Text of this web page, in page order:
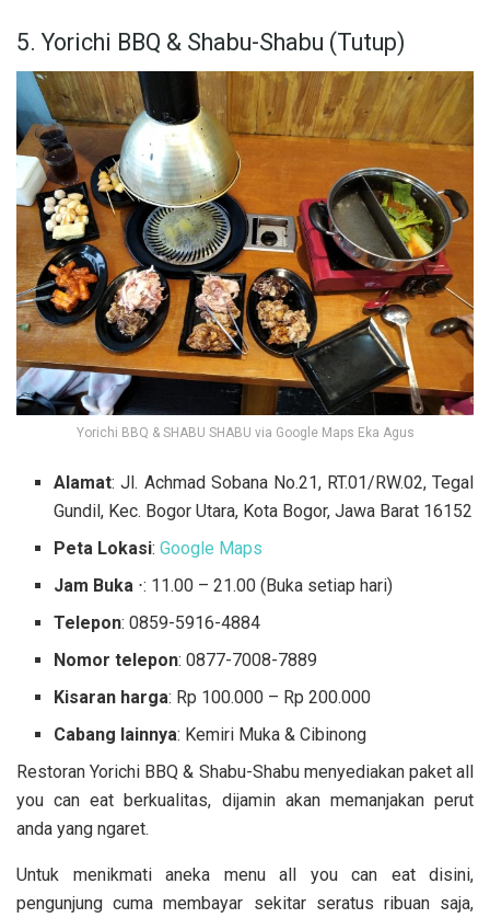
5. Yorichi BBQ & Shabu-Shabu (Tutup)
Yorichi BBQ & SHABU SHABU via Google Maps Eka Agus
Alamat: Jl. Achmad Sobana No.21, RT.01/RW.02, Tegal
Gundil, Kec. Bogor Utara, Kota Bogor, Jawa Barat 16152
Peta Lokasi:Google Maps
Jam Buka ⋅: 11.00 – 21.00 (Buka setiap hari)
Telepon:0859-5916-4884
Nomor telepon: 0877-7008-7889
Kisaran harga: Rp 100.000 – Rp 200.000
Cabang lainnya: Kemiri Muka & Cibinong
Restoran Yorichi BBQ & Shabu-Shabu menyediakan paket all
you can eat berkualitas, dijamin akan memanjakan perut
anda yang ngaret.
Untuk menikmati aneka menu all you can eat disini,
pengunjung cuma membayar sekitar seratus ribuan saja,